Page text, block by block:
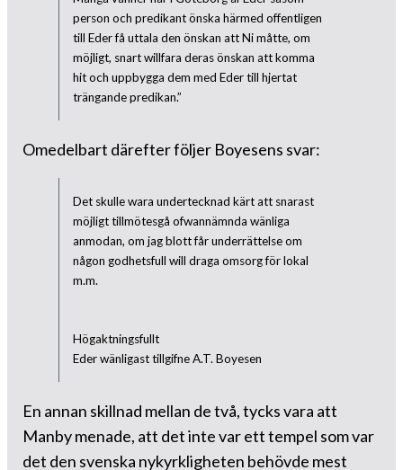
person och predikant önska härmed offentligen
till Eder få uttala den önskan att Ni måtte, om
möjligt, snart willfara deras önskan att komma
hit och uppbygga dem med Eder till hjertat
trängande predikan.”
Omedelbart därefter följer Boyesens svar:
Det skulle wara undertecknad kärt att snarast
möjligt tillmötesgå ofwannämnda wänliga
anmodan, om jag blott får underrättelse om
någon godhetsfull will draga omsorg för lokal
m.m.
Högaktningsfullt
Eder wänligast tillgifne A.T. Boyesen
En annan skillnad mellan de två, tycks vara att
Manby menade, att det inte var ett tempel som var
det den svenska nykyrkligheten behövde mest